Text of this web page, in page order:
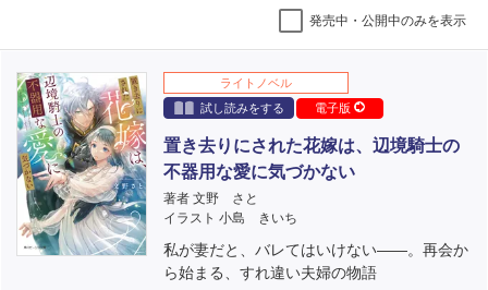
発売中・公開中のみを表示
ライトノベル
試し読みをする
電子版
置き去りにされた花嫁は、辺境騎士の
不器用な愛に気づかない
著者 文野 さと
イラスト 小島 きいち
私が妻だと、バレてはいけない――。再会か
ら始まる、すれ違い夫婦の物語